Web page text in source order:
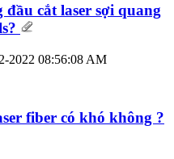
cắt laser sợi quang
2022 08:56:08 AM
fiber có khó không ?